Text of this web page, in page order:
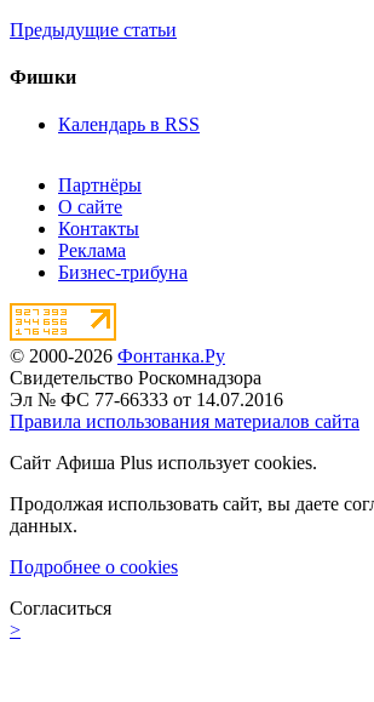
Предыдущие статьи
Фишки
Календарь в RSS
Партнёры
О сайте
Контакты
Реклама
Бизнес-трибуна
© 2000-2026 Фонтанка.Ру
Свидетельство Роскомнадзора
Эл № ФС 77-66333 от 14.07.2016
Правила использования материалов сайта
Сайт Афиша Plus использует cookies.
Продолжая использовать сайт, вы даете
данных.
Подробнее о cookies
Согласиться
>